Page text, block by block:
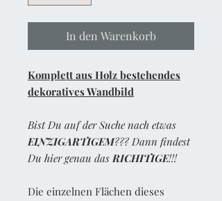
In den Warenkorb
Komplett aus Holz bestehendes
dekoratives Wandbild
Bist Du auf der Suche nach etwas
EINZIGARTIGEM??? Dann findest
Du hier genau das RICHITIGE!!!
Die einzelnen Flächen dieses